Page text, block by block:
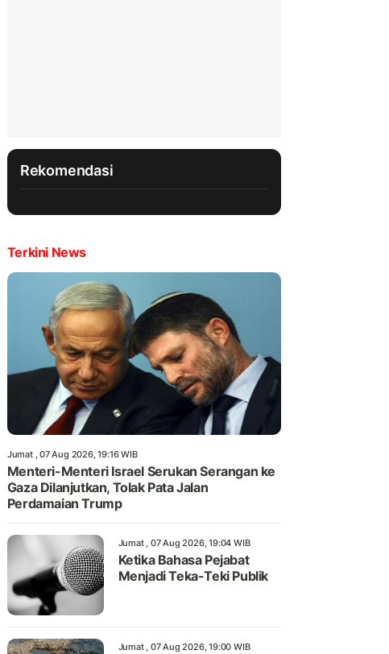
Rekomendasi
Terkini News
Jumat , 07 Aug 2026, 19:16 WIB
Menteri-Menteri Israel Serukan Serangan ke
Gaza Dilanjutkan, Tolak Pata Jalan
Perdamaian Trump
Jumat , 07 Aug 2026, 19:04 WIB
Ketika Bahasa Pejabat
Menjadi Teka-Teki Publik
Jumat , 07 Aug 2026, 19:00 WIB